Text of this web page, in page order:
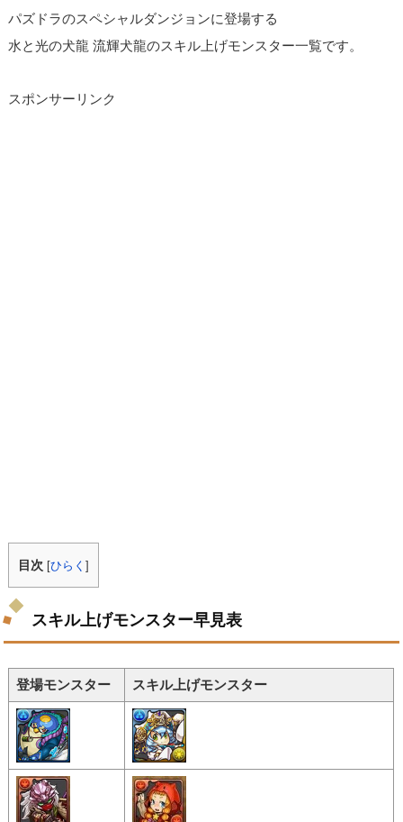
パズドラのスペシャルダンジョンに登場する
水と光の犬龍 流輝犬龍のスキル上げモンスター一覧です。
スポンサーリンク
目次 [ひらく]
スキル上げモンスター早見表
登場モンスター スキル上げモンスター